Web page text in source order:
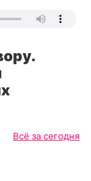
Всё за сегодня